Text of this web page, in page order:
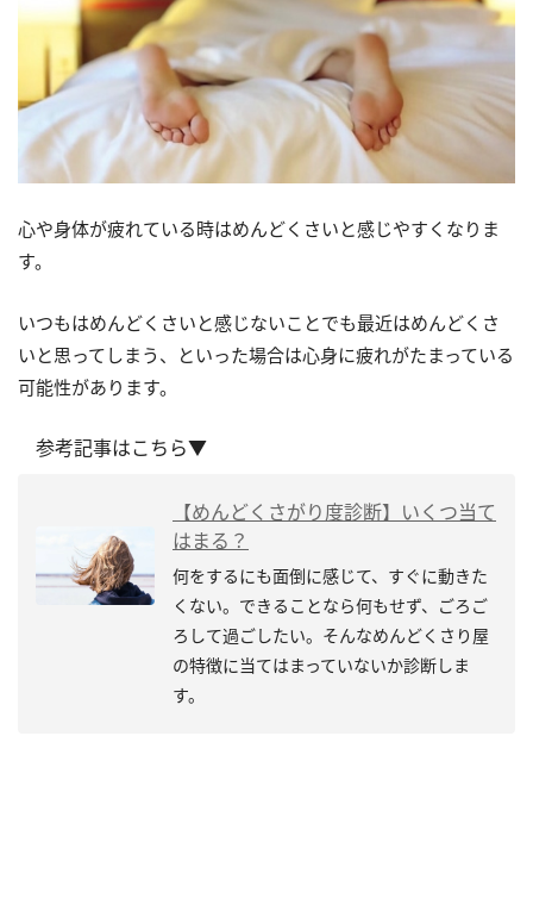
心や身体が疲れている時はめんどくさいと感じやすくなりま
す。
いつもはめんどくさいと感じないことでも最近はめんどくさ
いと思ってしまう、といった場合は心身に疲れがたまっている
可能性があります。
参考記事はこちら▼
【めんどくさがり度診断】いくつ当て
はまる？
何をするにも面倒に感じて、すぐに動きた
くない。できることなら何もせず、ごろご
ろして過ごしたい。そんなめんどくさり屋
の特徴に当てはまっていないか診断しま
す。